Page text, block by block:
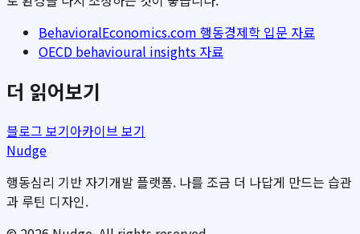
BehavioralEconomics.com 행동경제학 입문 자료
OECD behavioural insights 자료
더 읽어보기
블로그 보기아카이브 보기
Nudge
행동심리 기반 자기개발 플랫폼. 나를 조금 더 나답게 만드는 습관
과 루틴 디자인.